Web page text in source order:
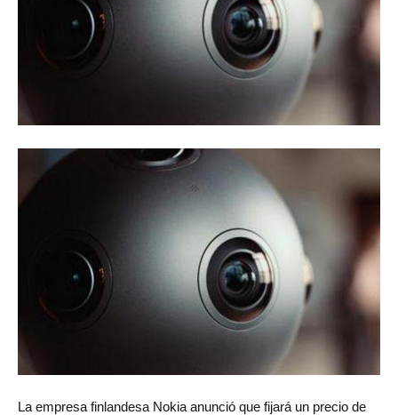
La empresa finlandesa Nokia anunció que fijará un precio de